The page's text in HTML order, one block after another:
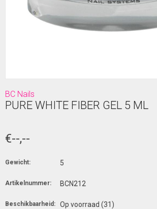
BC Nails
PURE WHITE FIBER GEL 5 ML
€--,--
Gewicht: 5
Artikelnummer: BCN212
Beschikbaarheid: Op voorraad (31)